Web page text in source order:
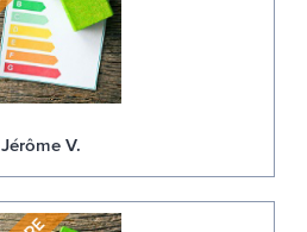
Jérôme V.